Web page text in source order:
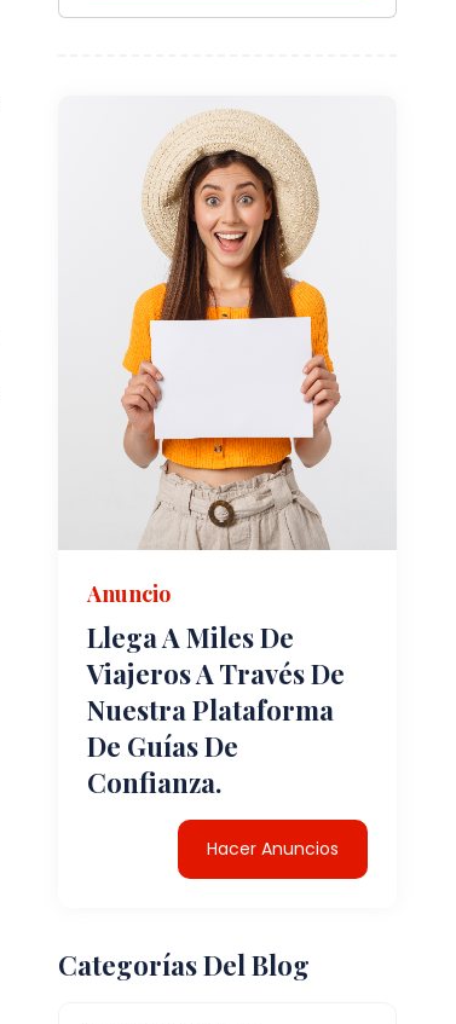
Anuncio
Llega A Miles De
Viajeros A Través De
Nuestra Plataforma
De Guías De
Confianza.
Hacer Anuncios
Categorías Del Blog